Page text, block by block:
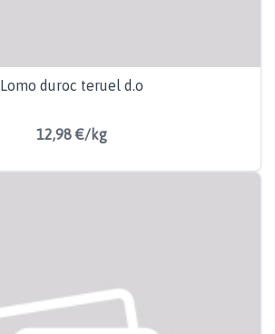
Lomo duroc teruel d.o
12,98 €/kg